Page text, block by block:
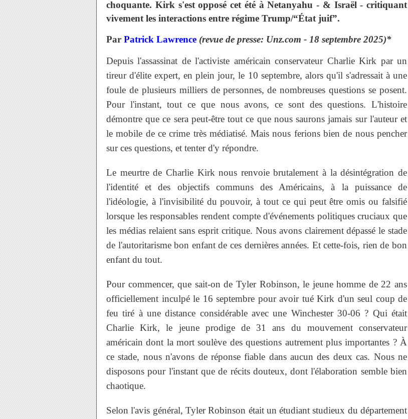
choquante. Kirk s'est opposé cet été à Netanyahu - & Israël - critiquant
vivement les interactions entre régime Trump/“État juif”.
Par Patrick Lawrence (revue de presse: Unz.com - 18 septembre 2025)*
Depuis l'assassinat de l'activiste américain conservateur Charlie Kirk par un
tireur d'élite expert, en plein jour, le 10 septembre, alors qu'il s'adressait à une
foule de plusieurs milliers de personnes, de nombreuses questions se posent.
Pour l'instant, tout ce que nous avons, ce sont des questions. L'histoire
démontre que ce sera peut-être tout ce que nous saurons jamais sur l'auteur et
le mobile de ce crime très médiatisé. Mais nous ferions bien de nous pencher
sur ces questions, et tenter d'y répondre.
Le meurtre de Charlie Kirk nous renvoie brutalement à la désintégration de
l'identité et des objectifs communs des Américains, à la puissance de
l'idéologie, à l'invisibilité du pouvoir, à tout ce qui peut être omis ou falsifié
lorsque les responsables rendent compte d'événements politiques cruciaux que
les médias relaient sans esprit critique. Nous avons clairement dépassé le stade
de l'autoritarisme bon enfant de ces dernières années. Et cette-fois, rien de bon
enfant du tout.
Pour commencer, que sait-on de Tyler Robinson, le jeune homme de 22 ans
officiellement inculpé le 16 septembre pour avoir tué Kirk d'un seul coup de
feu tiré à une distance considérable avec une Winchester 30-06 ? Qui était
Charlie Kirk, le jeune prodige de 31 ans du mouvement conservateur
américain dont la mort soulève des questions autrement plus importantes ? À
ce stade, nous n'avons de réponse fiable dans aucun des deux cas. Nous ne
disposons pour l'instant que de récits douteux, dont l'élaboration semble bien
chaotique.
Selon l'avis général, Tyler Robinson était un étudiant studieux du département